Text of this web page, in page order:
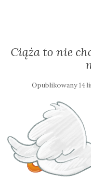
Ciąża to nie
Opublikowany14